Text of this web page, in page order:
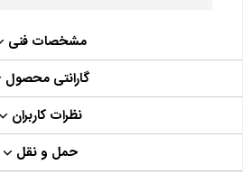
مشخصات فنی
گارانتی محصول
نظرات کاربران
حمل و نقل